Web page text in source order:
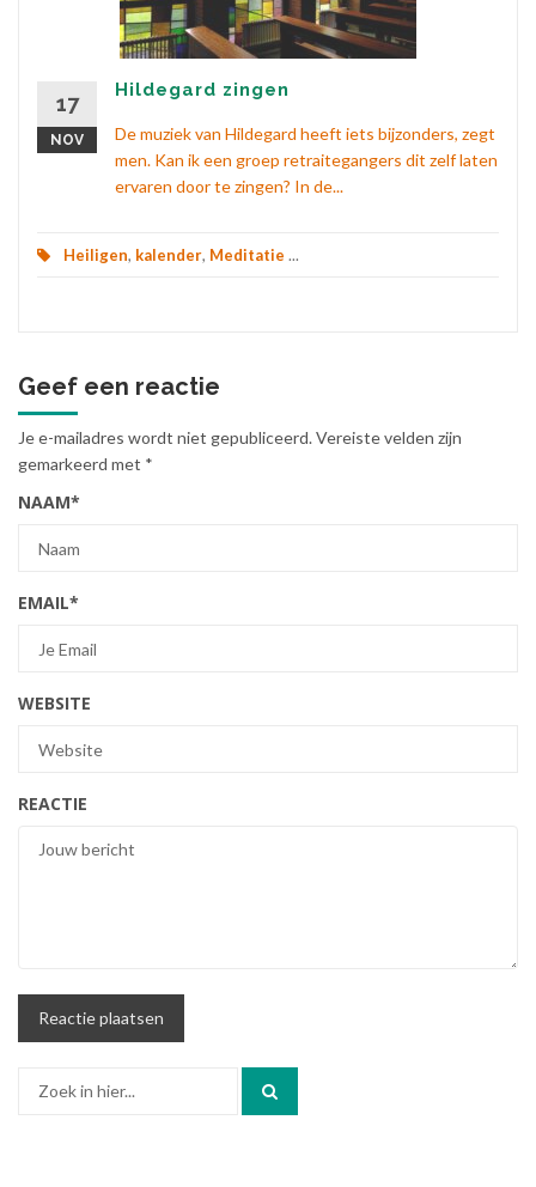
17
NOV
Hildegard zingen
De muziek van Hildegard heeft iets bijzonders, zegt
men. Kan ik een groep retraitegangers dit zelf laten
ervaren door te zingen? In de...
Heiligen, kalender, Meditatie ...
Geef een reactie
Je e-mailadres wordt niet gepubliceerd.Vereiste velden zijn
gemarkeerd met *
NAAM*
EMAIL*
WEBSITE
REACTIE